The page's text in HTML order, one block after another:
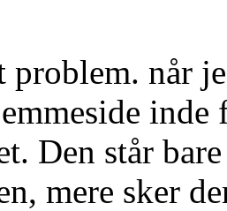
problem. når
inde
Den står
mere sker